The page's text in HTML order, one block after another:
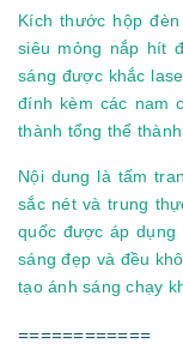
Kích thước hộp
siêu mỏng nắp hít
sáng được khắc
đính kèm các nam
thành tổng thể
Nội dung là tấm
sắc nét và trung
quốc được áp dụng
sáng đẹp và đều
tạo ánh sáng chạy
============